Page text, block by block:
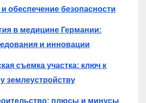
обеспечение безопасности
в медицине Германии:
и инновации
съемка участка: ключ к
землеустройству
плюсы и минусы